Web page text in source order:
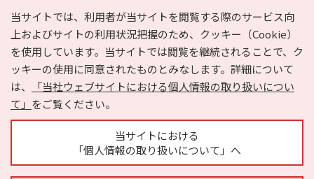
当サイトでは、利用者が当サイトを閲覧する際のサービス向
上およびサイトの利用状況把握のため、クッキー（Cookie）
を使用しています。当サイトでは閲覧を継続されることで、ク
ッキーの使用に同意されたものとみなします。詳細について
は、
「当社ウェブサイトにおける個人情報の取り扱いについ
て」 をご覧ください。
当サイトにおける
「個人情報の取り扱いについて」へ
サイトの内容に関するお問い合わせ
Copyright © HYOJITO.Co.,Ltd. All Rights Reserved.